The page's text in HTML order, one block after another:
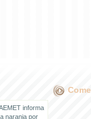
informa
naranja por